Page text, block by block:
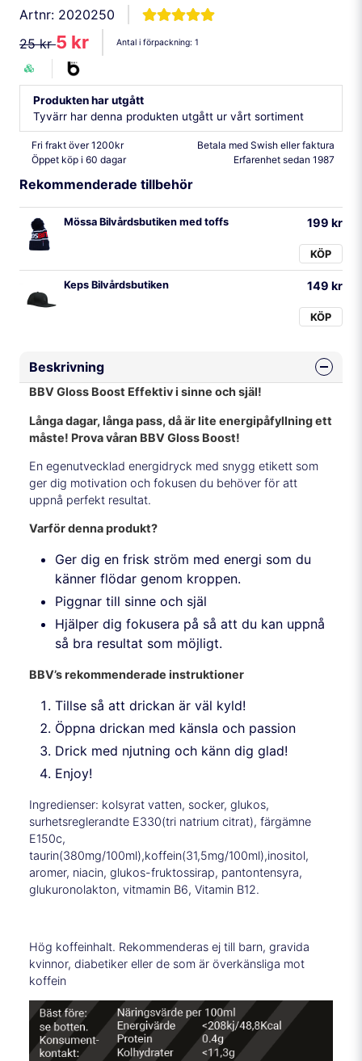
Artnr: 2020250
25 kr5 kr Antal i förpackning: 1
Produkten har utgått
Tyvärr har denna produkten utgått ur vårt sortiment
Fri frakt över 1200kr
Betala med Swish eller faktura
Öppet köp i 60 dagar
Erfarenhet sedan 1987
Rekommenderade tillbehör
Mössa Bilvårdsbutiken med toffs 199 kr
KÖP
Keps Bilvårdsbutiken 149 kr
KÖP
Beskrivning
BBV Gloss Boost Effektiv i sinne och själ!
Långa dagar, långa pass, då är lite energipåfyllning ett
måste! Prova våran BBV Gloss Boost!
En egenutvecklad energidryck med snygg etikett som
ger dig motivation och fokusen du behöver för att
uppnå perfekt resultat.
Varför denna produkt?
Ger dig en frisk ström med energi som du
känner flödar genom kroppen.
Piggnar till sinne och själ
Hjälper dig fokusera på så att du kan uppnå
så bra resultat som möjligt.
BBV’s rekommenderade instruktioner
Tillse så att drickan är väl kyld!
Öppna drickan med känsla och passion
Drick med njutning och känn dig glad!
Enjoy!
Ingredienser: kolsyrat vatten, socker, glukos,
surhetsreglerandte E330(tri natrium citrat), färgämne
E150c,
taurin(380mg/100ml),koffein(31,5mg/100ml),inositol,
aromer, niacin, glukos-fruktossirap, pantontensyra,
glukuronolakton, vitmamin B6, Vitamin B12.
Hög koffeinhalt. Rekommenderas ej till barn, gravida
kvinnor, diabetiker eller de som är överkänsliga mot
koffein